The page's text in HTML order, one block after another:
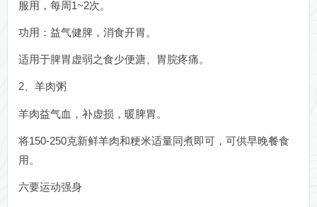
服用，每周1~2次。
功用：益气健脾，消食开胃。
适用于脾胃虚弱之食少便溏、胃脘疼痛。
2、羊肉粥
羊肉益气血，补虚损，暖脾胃。
将150-250克新鲜羊肉和粳米适量同煮即可，可供早晚餐食
用。
六要运动强身